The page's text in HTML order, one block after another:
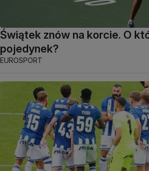
Świątek znów na korcie. O
pojedynek?
EUROSPORT